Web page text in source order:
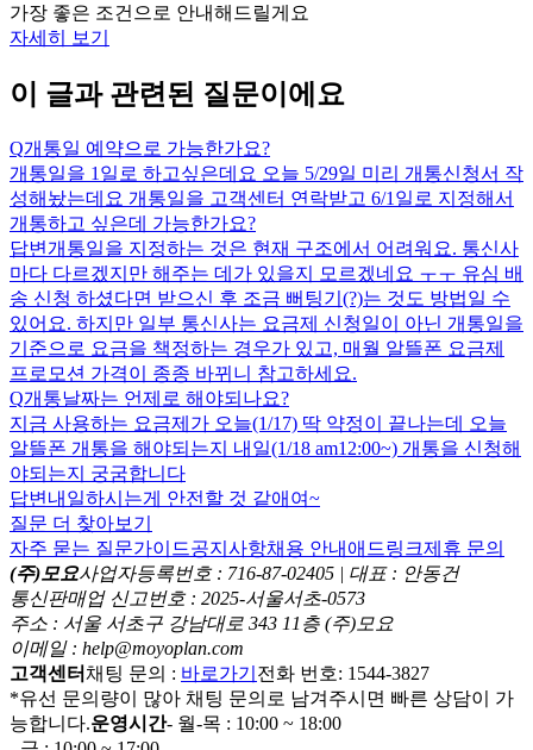
가장 좋은 조건으로 안내해드릴게요
자세히 보기
이 글과 관련된 질문이에요
Q개통일 예약으로 가능한가요?
개통일을 1일로 하고싶은데요 오늘 5/29일 미리 개통신청서 작
성해놨는데요 개통일을 고객센터 연락받고 6/1일로 지정해서
개통하고 싶은데 가능한가요?
답변개통일을 지정하는 것은 현재 구조에서 어려워요. 통신사
마다 다르겠지만 해주는 데가 있을지 모르겠네요 ㅜㅜ 유심 배
송 신청 하셨다면 받으신 후 조금 뻐팅기(?)는 것도 방법일 수
있어요. 하지만 일부 통신사는 요금제 신청일이 아닌 개통일을
기준으로 요금을 책정하는 경우가 있고, 매월 알뜰폰 요금제
프로모션 가격이 종종 바뀌니 참고하세요.
Q개통날짜는 언제로 해야되나요?
지금 사용하는 요금제가 오늘(1/17) 딱 약정이 끝나는데 오늘
알뜰폰 개통을 해야되는지 내일(1/18 am12:00~) 개통을 신청해
야되는지 궁굼합니다
답변 내일하시는게 안전할 것 같애여~
질문 더 찾아보기
자주 묻는 질문가이드공지사항채용 안내 애드링크제휴 문의
(주)모요사업자등록번호 : 716-87-02405 | 대표 : 안동건
통신판매업 신고번호 : 2025-서울서초-0573
주소 : 서울 서초구 강남대로 343 11층 (주)모요
이메일 : help@moyoplan.com
고객센터 채팅 문의 : 바로가기 전화 번호: 1544-3827
*유선 문의량이 많아 채팅 문의로 남겨주시면 빠른 상담이 가
능합니다.운영시간- 월-목 : 10:00 ~ 18:00